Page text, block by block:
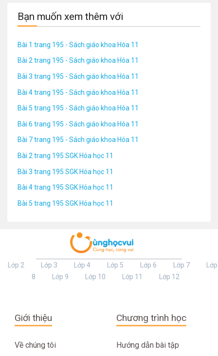
Bạn muốn xem thêm với
Bài 1 trang 195 - Sách giáo khoa Hóa 11
Bài 2 trang 195 - Sách giáo khoa Hóa 11
Bài 3 trang 195 - Sách giáo khoa Hóa 11
Bài 4 trang 195 - Sách giáo khoa Hóa 11
Bài 5 trang 195 - Sách giáo khoa Hóa 11
Bài 6 trang 195 - Sách giáo khoa Hóa 11
Bài 7 trang 195 - Sách giáo khoa Hóa 11
Bài 2 trang 195 SGK Hóa học 11
Bài 3 trang 195 SGK Hóa học 11
Bài 4 trang 195 SGK Hóa học 11
Bài 5 trang 195 SGK Hóa học 11
Lớp 2 Lớp 3 Lớp 4 Lớp 5 Lớp 6 Lớp 7
Lớp
8
Lớp 9 Lớp 10 Lớp 11 Lớp 12
Giới thiệu
Về chúng tôi
Chương trình học
Hướng dẫn bài tập